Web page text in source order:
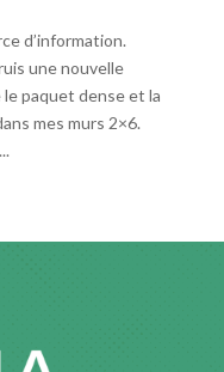
d’information.
une nouvelle
le paquet dense et la
mes murs 2×6.